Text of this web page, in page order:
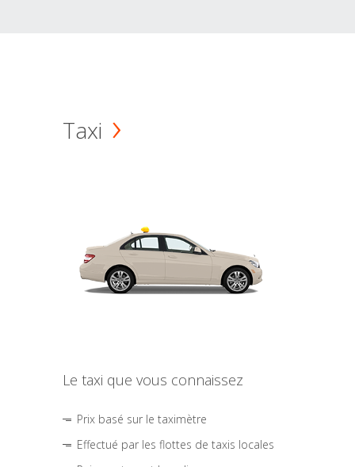
Taxi
Le taxi que vous connaissez
Prix basé sur le taximètre
Effectué par les flottes de taxis locales